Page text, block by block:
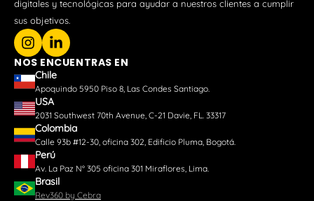
digitales y tecnológicas para ayudar a nuestros clientes a cumplir
sus objetivos.
NOS ENCUENTRAS EN
Chile
Apoquindo 5950 Piso 8, Las Condes Santiago.
USA
2031 Southwest 70th Avenue, C-21 Davie, FL. 33317
Colombia
Calle 93b #12-30, oficina 302, Edificio Pluma, Bogotá.
Perú
Av. La Paz N° 305 oficina 301 Miraflores, Lima.
Brasil
Rev360 by Cebra